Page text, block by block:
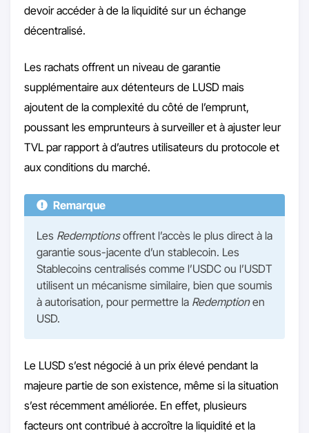
devoir accéder à de la liquidité sur un échange
décentralisé.
Les rachats offrent un niveau de garantie
supplémentaire aux détenteurs de LUSD mais
ajoutent de la complexité du côté de l’emprunt,
poussant les emprunteurs à surveiller et à ajuster leur
TVL par rapport à d’autres utilisateurs du protocole et
aux conditions du marché.
Remarque
Les Redemptionsoffrent l’accès le plus direct à la
garantie sous-jacente d’un stablecoin. Les
Stablecoins centralisés comme l’USDC ou l’USDT
utilisent un mécanisme similaire, bien que soumis
à autorisation, pour permettre la Redemptionen
USD.
Le LUSD s’est négocié à un prix élevé pendant la
majeure partie de son existence, même si la situation
s’est récemment améliorée. En effet, plusieurs
facteurs ont contribué à accroître la liquidité et la